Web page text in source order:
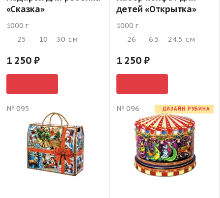
«Сказка»
1000 г
25
10 30 см
1 250
детей «Открытка»
1000 г
26
6.5 24.5 см
1 250
№ 095 № 096 ДИЗАЙН РУБИНА